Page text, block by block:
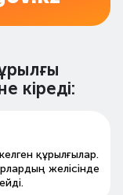
кіреді:
құрылғылар.
желісінде